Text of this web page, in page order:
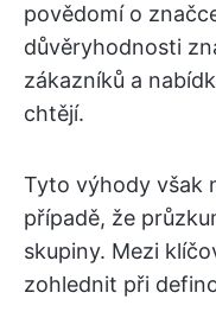
povědomí o
důvěryhodnosti
zákazníků a
chtějí.
Tyto výhody však
případě, že
skupiny. Mezi
zohlednit při